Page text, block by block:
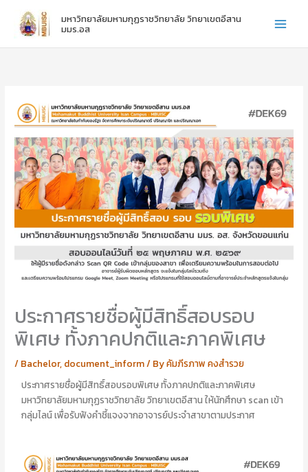
content
มหาวิทยาลัยมหามกุฏราชวิทยาลัย วิทยาเขตอีสาน
มมร.อส
ประกาศรายชื่อผู้มีสิทธิ์สอบรอบ
พิเศษ ทั้งภาคปกติและภาคพิเศษ
/ Bachelor, document_inform/ Byคัมภีรภาพ คงสำรวย
ประกาศรายชื่อผู้มีสิทธิ์สอบรอบพิเศษ ทั้งภาคปกติและภาคพิเศษ
มหาวิทยาลัยมหามกุฏราชวิทยาลัย วิทยาเขตอีสาน ให้นักศึกษา scan เข้า
กลุ่มไลน์ เพื่อรับฟังคำชี้แจงจากอาจารย์ประจำสาขาตามประกาศ
ข
แ
า
ม
ยิ
น
ดี
กั
บ
น
า
ง
ส
า
อ
นั
ญ
ญ
า
ป
ป
ะ
ข
แ
า
ม
ยิ
น
ดี
กั
บ
น
า
ง
ส
า
อ
า
รี
ย
า
ร้
อ
ย
ไ
ว้
า
ค
ป
ก
ติ
ชั้
น
ปี
ที่
1
-
3